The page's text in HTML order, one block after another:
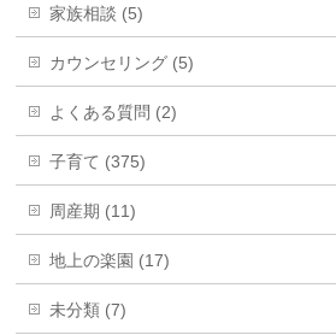
家族相談 (5)
カウンセリング (5)
よくある質問 (2)
子育て (375)
周産期 (11)
地上の楽園 (17)
未分類 (7)